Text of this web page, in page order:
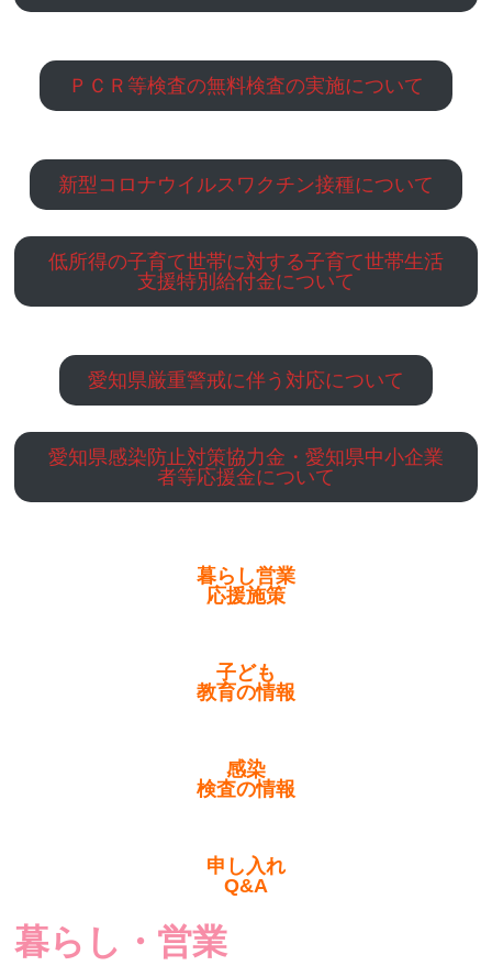
ＰＣＲ等検査の無料検査の実施について
新型コロナウイルスワクチン接種について
低所得の子育て世帯に対する子育て世帯生活
支援特別給付金について
愛知県厳重警戒に伴う対応について
愛知県感染防止対策協力金・愛知県中小企業
者等応援金について
暮らし営業
応援施策
子ども
教育の情報
感染
検査の情報
申し入れ
Q&A
暮らし・営業